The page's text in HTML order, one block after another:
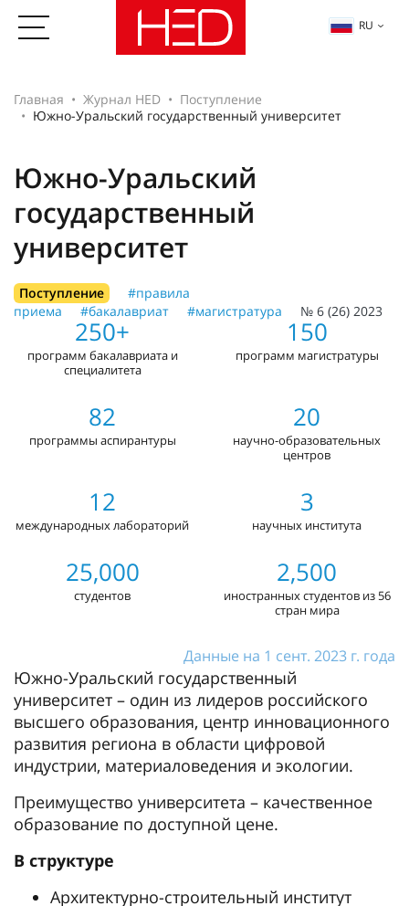
RU
Главная Журнал HED
Поступление
Южно-Уральский государственный университет
Южно-Уральский
государственный
университет
Поступление
#правила
приема
#бакалавриат #магистратура № 6 (26) 2023
250+
программ бакалавриата и
специалитета
150
программ магистратуры
82
программы аспирантуры
20
научно-образовательных
центров
12
международных лабораторий
3
научных института
25,000
студентов
2,500
иностранных студентов из 56
стран мира
Данные на 1 сент. 2023 г. года
Южно-Уральский государственный
университет – один из лидеров российского
высшего образования, центр инновационного
развития региона в области цифровой
индустрии, материаловедения и экологии.
Преимущество университета – качественное
образование по доступной цене.
В структуре
Архитектурно-строительный институт